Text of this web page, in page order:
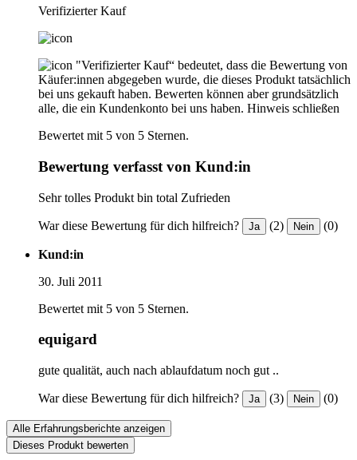
Verifizierter Kauf
"Verifizierter Kauf“ bedeutet, dass die Bewertung von
Käufer:innen abgegeben wurde, die dieses Produkt tatsächlich
bei uns gekauft haben. Bewerten können aber grundsätzlich
alle, die ein Kundenkonto bei uns haben. Hinweis schließen
Bewertet mit 5 von 5 Sternen.
Bewertung verfasst von Kund:in
Sehr tolles Produkt bin total Zufrieden
War diese Bewertung für dich hilfreich? Ja (2) Nein (0)
Kund:in
30. Juli 2011
Bewertet mit 5 von 5 Sternen.
equigard
gute qualität, auch nach ablaufdatum noch gut ..
War diese Bewertung für dich hilfreich? Ja (3) Nein (0)
Alle Erfahrungsberichte anzeigen
Dieses Produkt bewerten